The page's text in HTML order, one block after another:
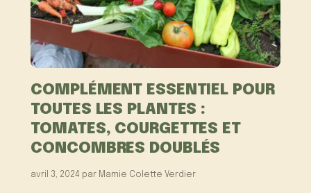
COMPLÉMENT ESSENTIEL POUR
TOUTES LES PLANTES :
TOMATES, COURGETTES ET
CONCOMBRES DOUBLÉS
avril 3, 2024 par Mamie Colette Verdier